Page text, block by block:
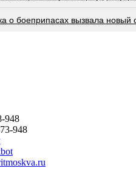
о боеприпасах вызвала новый
948
948